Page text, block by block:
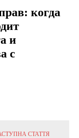
когда
и
с
СТАТТЯ